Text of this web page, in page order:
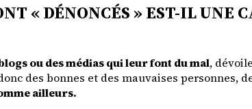
« DÉNONCÉS » EST-IL UNE
ou des médias qui leur font du mal,
des bonnes et des mauvaises personnes,
ailleurs.